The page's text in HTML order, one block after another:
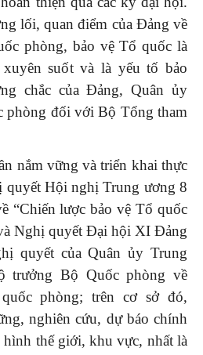
lối, quan điểm của Đảng về
phòng, bảo vệ Tổ quốc là
suốt và là yếu tố bảo
chắc của Đảng, Quân ủy
phòng đối với Bộ Tổng tham
nắm vững và triển khai thực
quyết Hội nghị Trung ương 8
“Chiến lược bảo vệ Tổ quốc
Nghị quyết Đại hội XI Đảng
quyết của Quân ủy Trung
trưởng Bộ Quốc phòng về
phòng; trên cơ sở đó,
nghiên cứu, dự báo chính
thế giới, khu vực, nhất là